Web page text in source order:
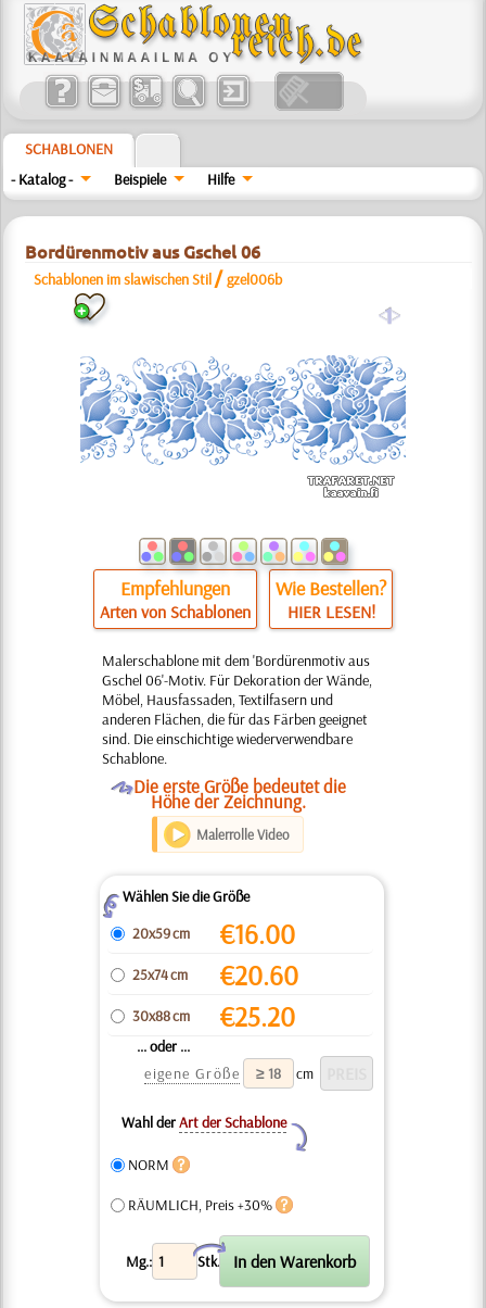
SCHABLONEN
- Katalog -
Beispiele Hilfe
Bordürenmotiv aus Gschel 06
Schablonen im slawischen Stil /gzel006b
a
Empfehlungen
Arten von Schablonen
Wie Bestellen?
HIER LESEN!
Malerschablone mit dem 'Bordürenmotiv aus
Gschel 06'-Motiv. Für Dekoration der Wände,
Möbel, Hausfassaden, Textilfasern und
anderen Flächen, die für das Färben geeignet
sind. Die einschichtige wiederverwendbare
Schablone.
ODie erste Größe bedeutet die
Höhe der Zeichnung.
Malerrolle Video
ZWählen Sie die Größe
20x59 cm
€16.00
25x74 cm €20.60
30x88 cm €25.20
... oder ...
eigene Größe
cm
Wahl derArt der Schablone
Y
NORM
RÄUMLICH, Preis +30%
Mg.: Stk.
X